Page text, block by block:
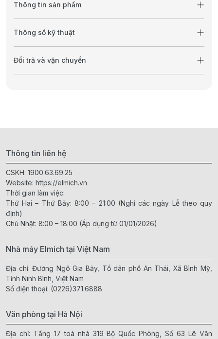
Thông tin sản phẩm
Thông số kỹ thuật
Đổi trả và vận chuyển
Thông tin liên hệ
CSKH: 1900.63.69.25
Website: https://elmich.vn
Thời gian làm việc:
Thứ Hai – Thứ Bảy: 8:00 – 21:00 (Nghỉ các ngày Lễ theo quy
định)
Chủ Nhật: 8:00 – 18:00 (Áp dụng từ 01/01/2026)
Nhà máy Elmich tại Việt Nam
Địa chỉ: Đường Ngô Gia Bảy, Tổ dân phố An Thái, Xã Bình Mỹ,
Tỉnh Ninh Bình, Việt Nam
Số điện thoại: (0226)371.6888
Văn phòng tại Hà Nội
Địa chỉ: Tầng 17 toà nhà 319 Bộ Quốc Phòng, Số 63 Lê Văn